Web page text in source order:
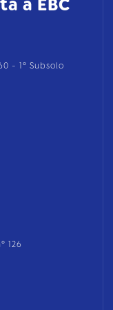
a EBC
- 1º Subsolo
126